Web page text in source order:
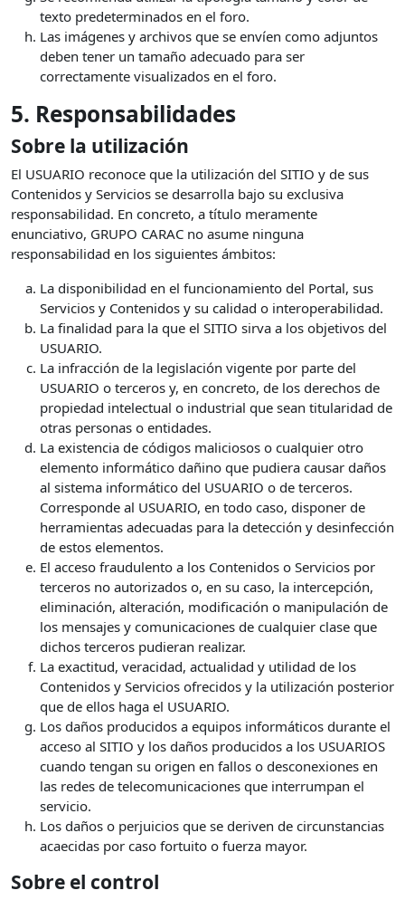
texto predeterminados en el foro.
Las imágenes y archivos que se envíen como adjuntos
deben tener un tamaño adecuado para ser
correctamente visualizados en el foro.
5. Responsabilidades
Sobre la utilización
El USUARIO reconoce que la utilización del SITIO y de sus
Contenidos y Servicios se desarrolla bajo su exclusiva
responsabilidad. En concreto, a título meramente
enunciativo, GRUPO CARAC no asume ninguna
responsabilidad en los siguientes ámbitos:
La disponibilidad en el funcionamiento del Portal, sus
Servicios y Contenidos y su calidad o interoperabilidad.
La finalidad para la que el SITIO sirva a los objetivos del
USUARIO.
La infracción de la legislación vigente por parte del
USUARIO o terceros y, en concreto, de los derechos de
propiedad intelectual o industrial que sean titularidad de
otras personas o entidades.
La existencia de códigos maliciosos o cualquier otro
elemento informático dañino que pudiera causar daños
al sistema informático del USUARIO o de terceros.
Corresponde al USUARIO, en todo caso, disponer de
herramientas adecuadas para la detección y desinfección
de estos elementos.
El acceso fraudulento a los Contenidos o Servicios por
terceros no autorizados o, en su caso, la intercepción,
eliminación, alteración, modificación o manipulación de
los mensajes y comunicaciones de cualquier clase que
dichos terceros pudieran realizar.
La exactitud, veracidad, actualidad y utilidad de los
Contenidos y Servicios ofrecidos y la utilización posterior
que de ellos haga el USUARIO.
Los daños producidos a equipos informáticos durante el
acceso al SITIO y los daños producidos a los USUARIOS
cuando tengan su origen en fallos o desconexiones en
las redes de telecomunicaciones que interrumpan el
servicio.
Los daños o perjuicios que se deriven de circunstancias
acaecidas por caso fortuito o fuerza mayor.
Sobre el control